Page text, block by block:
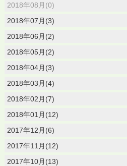
2018年08月(0)
2018年07月(3)
2018年06月(2)
2018年05月(2)
2018年04月(3)
2018年03月(4)
2018年02月(7)
2018年01月(12)
2017年12月(6)
2017年11月(12)
2017年10月(13)